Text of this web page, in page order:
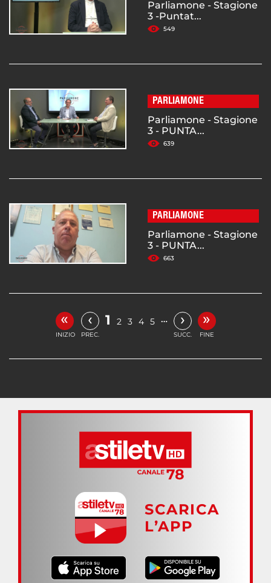
Parliamone - Stagione
3 -Puntat...
549
PARLIAMONE
Parliamone - Stagione
3 - PUNTA...
639
PARLIAMONE
Parliamone - Stagione
3 - PUNTA...
663
«
INIZIO
‹
PREC.
1 2 3 4 5 … ›
SUCC.
»
FINE
SCARICA
L’APP